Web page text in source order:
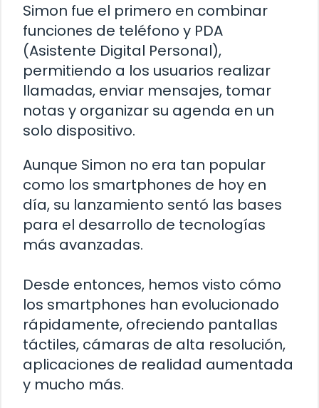
Simon fue el primero en combinar
funciones de teléfono y PDA
(Asistente Digital Personal),
permitiendo a los usuarios realizar
llamadas, enviar mensajes, tomar
notas y organizar su agenda en un
solo dispositivo.
Aunque Simon no era tan popular
como los smartphones de hoy en
día, su lanzamiento sentó las bases
para el desarrollo de tecnologías
más avanzadas.
Desde entonces, hemos visto cómo
los smartphones han evolucionado
rápidamente, ofreciendo pantallas
táctiles, cámaras de alta resolución,
aplicaciones de realidad aumentada
y mucho más.